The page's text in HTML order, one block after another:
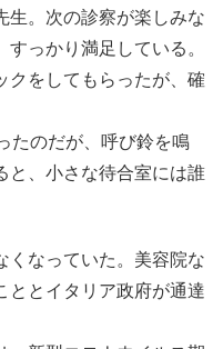
生。次の診察が楽しみな
っかり満足している。
クをしてもらったが、確
たのだが、呼び鈴を鳴
と、小さな待合室には誰
くなっていた。美容院な
ととイタリア政府が通達